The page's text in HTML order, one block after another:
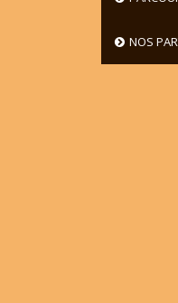
NOS